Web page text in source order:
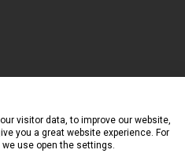
visitor data, to improve our website,
you a great website experience. For
use open the settings.